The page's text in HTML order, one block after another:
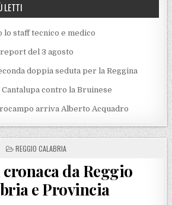
LETTI
lo staff tecnico e medico
del 3 agosto
doppia seduta per la Reggina
contro la Bruinese
arriva Alberto Acquadro
POSTED IN
REGGIO CALABRIA
da Reggio
e Provincia